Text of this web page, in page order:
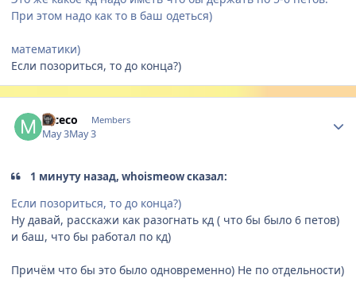
При этом надо как то в баш одеться)
математики)
Если позориться, то до конца?)
mceco Members
May 3May 3
1 минуту назад, whoismeow сказал:
Если позориться, то до конца?)
Ну давай, расскажи как разогнать кд ( что бы было 6 петов)
и баш, что бы работал по кд)
Причём что бы это было одновременно) Не по отдельности)